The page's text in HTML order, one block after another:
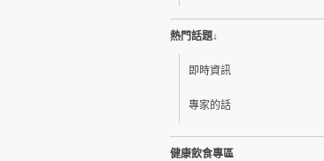
熱門話題↓
即時資訊
專家的話
健康飲食專區